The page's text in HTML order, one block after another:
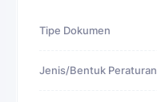
Tipe Dokumen
Jenis/Bentuk Peraturan